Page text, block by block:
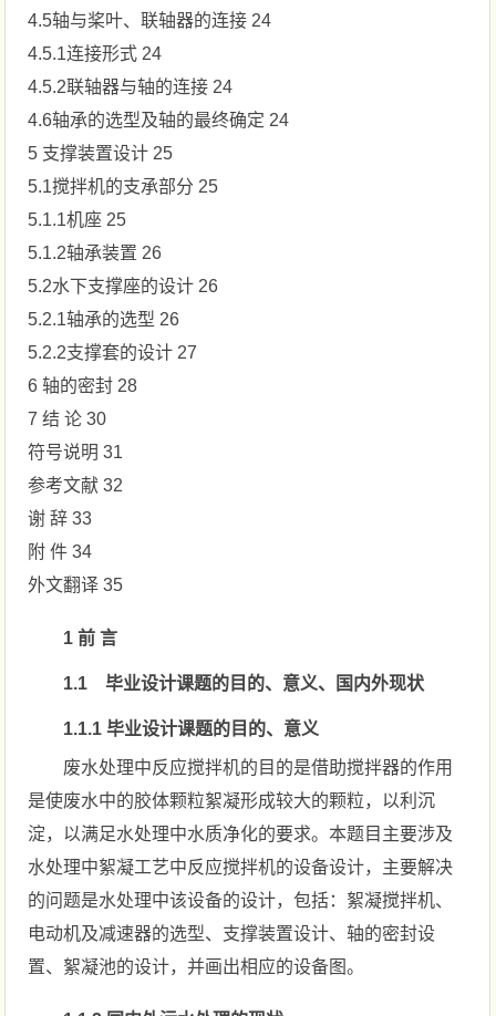
4.5轴与桨叶、联轴器的连接 24
4.5.1连接形式 24
4.5.2联轴器与轴的连接 24
4.6轴承的选型及轴的最终确定 24
5 支撑装置设计 25
5.1搅拌机的支承部分 25
5.1.1机座 25
5.1.2轴承装置 26
5.2水下支撑座的设计 26
5.2.1轴承的选型 26
5.2.2支撑套的设计 27
6 轴的密封 28
7 结 论 30
符号说明 31
参考文献 32
谢 辞 33
附 件 34
外文翻译 35
1 前 言
1.1 毕业设计课题的目的、意义、国内外现状
1.1.1 毕业设计课题的目的、意义
废水处理中反应搅拌机的目的是借助搅拌器的作用
是使废水中的胶体颗粒絮凝形成较大的颗粒，以利沉
淀，以满足水处理中水质净化的要求。本题目主要涉及
水处理中絮凝工艺中反应搅拌机的设备设计，主要解决
的问题是水处理中该设备的设计，包括：絮凝搅拌机、
电动机及减速器的选型、支撑装置设计、轴的密封设
置、絮凝池的设计，并画出相应的设备图。